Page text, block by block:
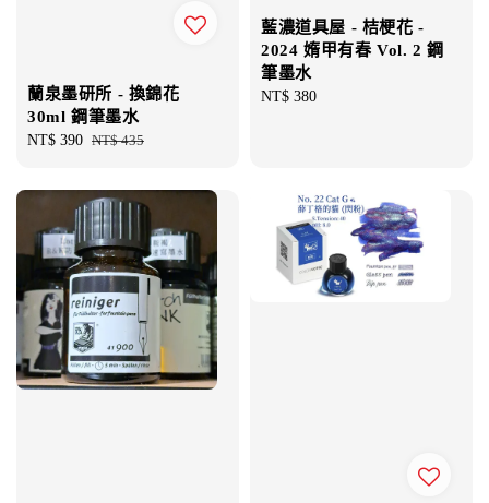
蘭泉墨研所 - 換錦花
30ml 鋼筆墨水
Sale
NT$ 390 Regular
NT$ 435
藍濃道具屋 - 桔梗花 -
2024 媠甲有春 Vol. 2 鋼
筆墨水
Regular
NT$ 380